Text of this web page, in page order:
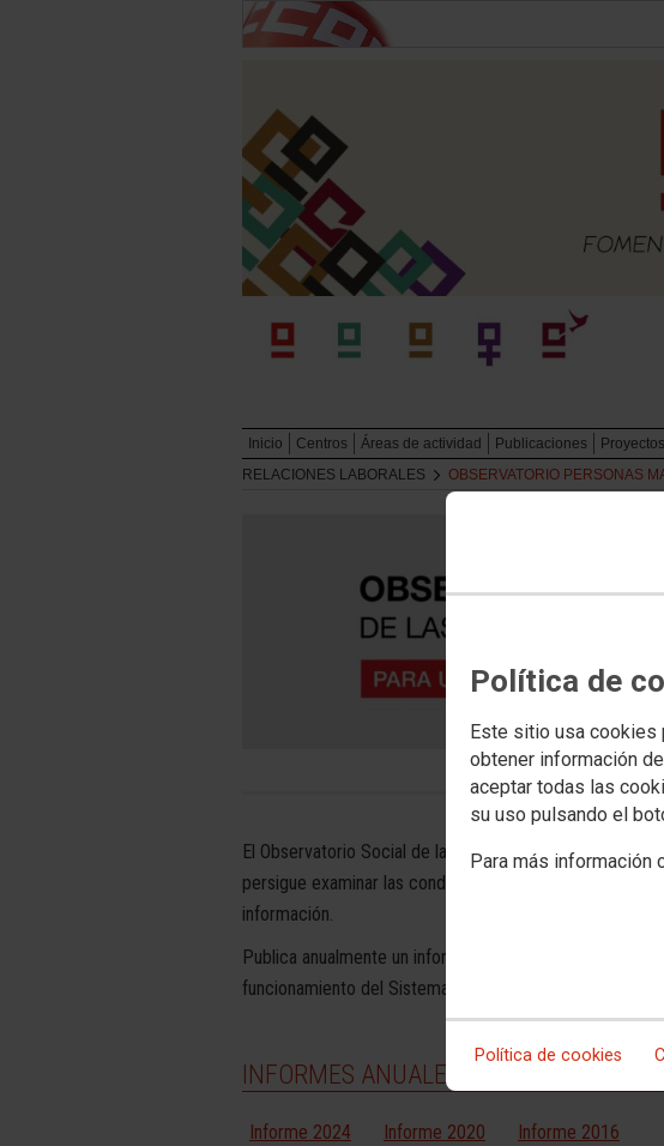
Política de
Este sitio usa cookies
obtener información
aceptar todas las
su uso pulsando el
Para más información
Política de cookies
Inicio Centros Áreas de actividad Publicaciones Proyectos
RELACIONES LABORALES
OBSERVATORIO PERSONAS
El Observatorio Social de las Personas Mayores es
persigue examinar las condiciones de vida y los
información.
Publica anualmente un informe en el que se estudian
funcionamiento del Sistema de Atención a la
INFORMES ANUALES
Informe 2024 Informe 2020
Informe 2016